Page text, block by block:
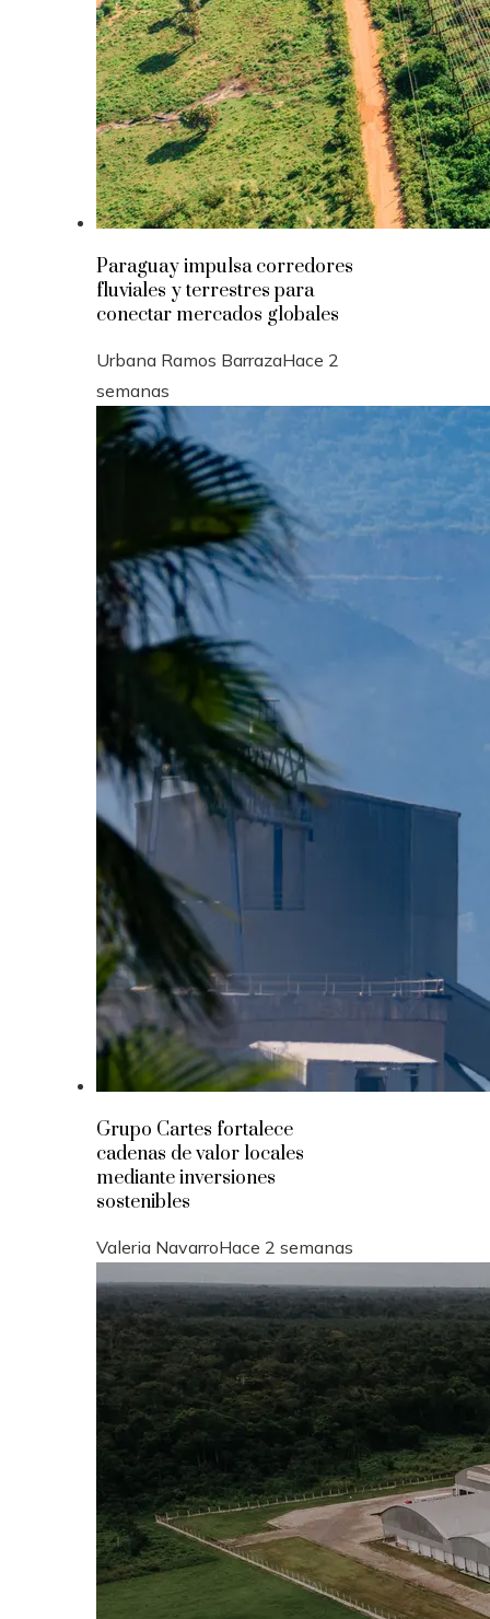
Paraguay impulsa corredores
fluviales y terrestres para
conectar mercados globales
Urbana Ramos BarrazaHace 2
semanas
Grupo Cartes fortalece
cadenas de valor locales
mediante inversiones
sostenibles
Valeria NavarroHace 2 semanas